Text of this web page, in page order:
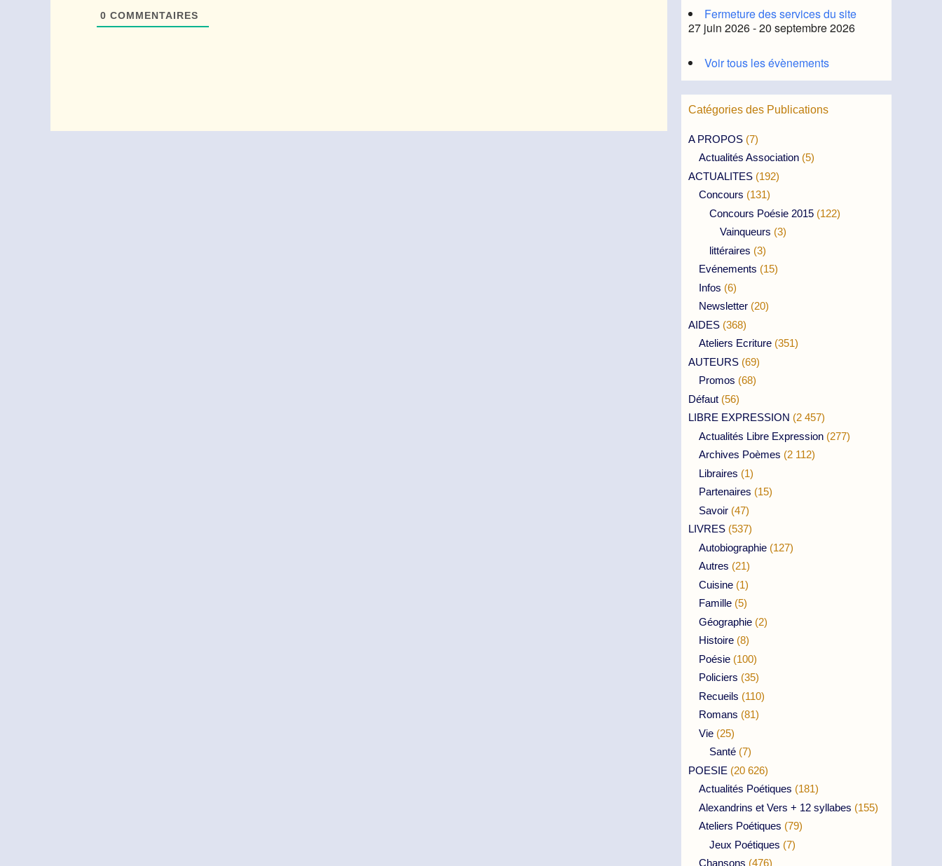
0 COMMENTAIRES
Fermeture des services du site
27 juin 2026 - 20 septembre 2026
Voir tous les évènements
Catégories des Publications
A PROPOS (7)
Actualités Association (5)
ACTUALITES (192)
Concours (131)
Concours Poésie 2015 (122)
Vainqueurs (3)
littéraires (3)
Evénements (15)
Infos (6)
Newsletter (20)
AIDES (368)
Ateliers Ecriture (351)
AUTEURS (69)
Promos (68)
Défaut (56)
LIBRE EXPRESSION (2 457)
Actualités Libre Expression (277)
Archives Poèmes (2 112)
Libraires (1)
Partenaires (15)
Savoir (47)
LIVRES (537)
Autobiographie (127)
Autres (21)
Cuisine (1)
Famille (5)
Géographie (2)
Histoire (8)
Poésie (100)
Policiers (35)
Recueils (110)
Romans (81)
Vie (25)
Santé (7)
POESIE (20 626)
Actualités Poétiques (181)
Alexandrins et Vers + 12 syllabes (155)
Ateliers Poétiques (79)
Jeux Poétiques (7)
Chansons (476)